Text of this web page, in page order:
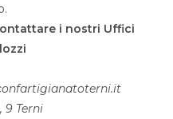
i nostri Uffici
9 Terni